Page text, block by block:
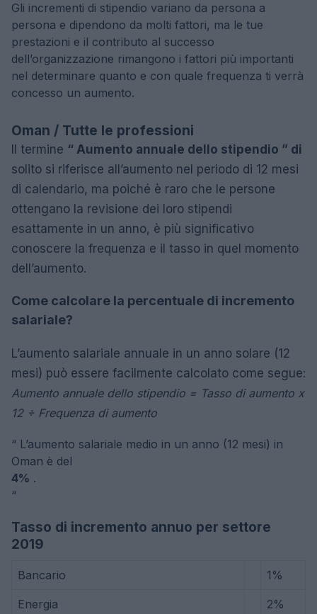
Gli incrementi di stipendio variano da persona a
persona e dipendono da molti fattori, ma le tue
prestazioni e il contributo al successo
dell’organizzazione rimangono i fattori più importanti
nel determinare quanto e con quale frequenza ti verrà
concesso un aumento.
Oman / Tutte le professioni
Il termine “ Aumento annuale dello stipendio ” di
solito si riferisce all’aumento nel periodo di 12 mesi
di calendario, ma poiché è raro che le persone
ottengano la revisione dei loro stipendi
esattamente in un anno, è più significativo
conoscere la frequenza e il tasso in quel momento
dell’aumento.
Come calcolare la percentuale di incremento
salariale?
L’aumento salariale annuale in un anno solare (12
mesi) può essere facilmente calcolato come segue:
Aumento annuale dello stipendio = Tasso di aumento x
12 ÷ Frequenza di aumento
“ L’aumento salariale medio in un anno (12 mesi) in
Oman è del
4% .
“
Tasso di incremento annuo per settore
2019
Bancario 1%
Energia 2%